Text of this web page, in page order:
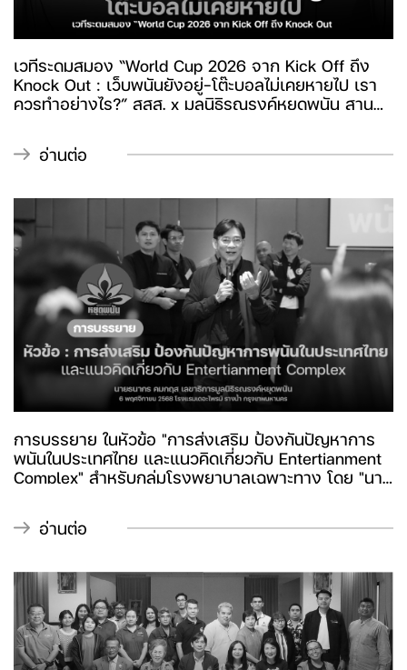
เวทีระดมสมอง “World Cup 2026 จาก Kick Off ถึง
Knock Out : เว็บพนันยังอยู่-โต๊ะบอลไม่เคยหายไป เรา
ควรทำอย่างไร?” สสส. x มูลนิธิรณรงค์หยุดพนัน สาน
นโยบาย ควบคุมแพลตฟอร์มดิจิทัล-สร้างภูมิคุ้มกันสังคม
อุดช่องว่าง พนันออนไลน์คุกคามเด็ก-เยาวชน ด้านพนัน
ในชุมชน 5% อยู่ใกล้สถานที่ราชการ
อ่านต่อ
การบรรยาย ในหัวข้อ "การส่งเสริม ป้องกันปัญหาการ
พนันในประเทศไทย และแนวคิดเกี่ยวกับ Entertianment
Complex" สำหรับกลุ่มโรงพยาบาลเฉพาะทาง โดย "นาย
อ่านต่อ